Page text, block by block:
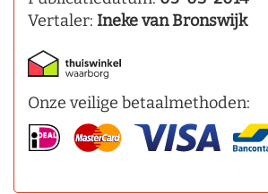
Vertaler: Ineke van Bronswijk
Onze veilige betaalmethoden: